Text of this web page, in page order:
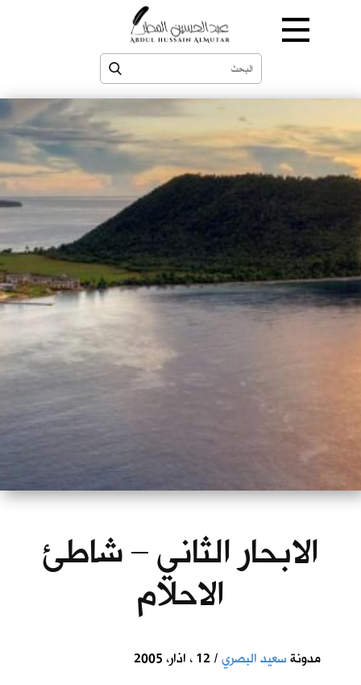
الابحار الثاني – شاطئ
الاحلام
مدونةسعيد البصري/ 12 ، اذار، 2005